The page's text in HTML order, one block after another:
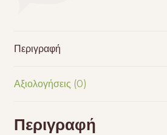
Περιγραφή
Αξιολογήσεις (0)
Περιγραφή